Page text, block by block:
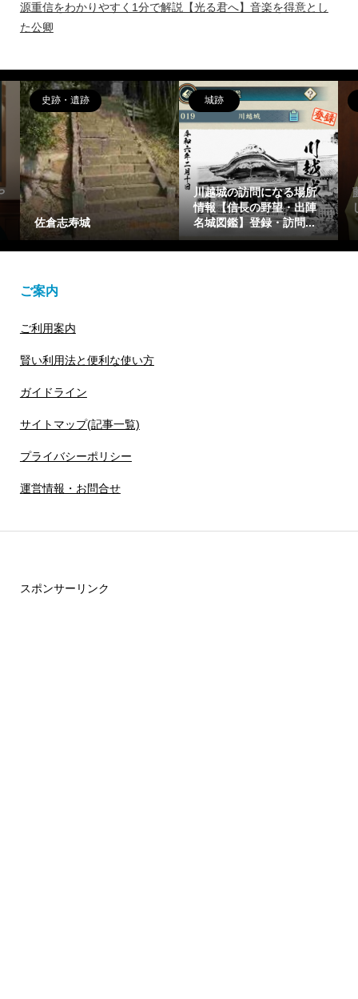
源重信をわかりやすく1分で解説【光る君へ】音楽を得意とし
た公卿
偉人
藤原惟成(ふじわらのこれ
しげ)を簡潔に1分で解説
【光る君へ】花山天皇...
女性
藤原繁子をわかりやすく1
分で解説【光る君へ】懐
仁親王(一条天皇)の乳母
ご案内
ご利用案内
賢い利用法と便利な使い方
ガイドライン
サイトマップ(記事一覧)
プライバシーポリシー
運営情報・お問合せ
スポンサーリンク